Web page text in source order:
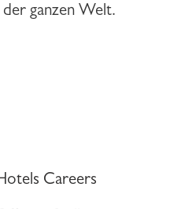
ganzen Welt.
Careers